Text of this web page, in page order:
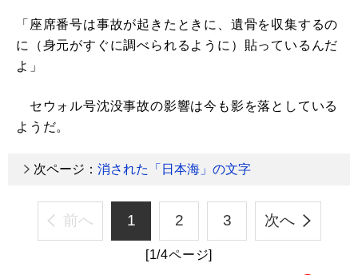
「座席番号は事故が起きたときに、遺骨を収集するの
に（身元がすぐに調べられるように）貼っているんだ
よ」
セウォル号沈没事故の影響は今も影を落としている
ようだ。
次ページ： 消された「日本海」の文字
前へ 1 2 3 次へ
[1/4ページ]